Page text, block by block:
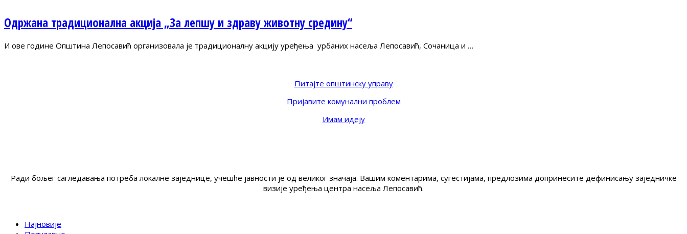
Одржана традиционална акција „За лепшу и здраву животну средину“
И ове године Општина Лепосавић организовала је традиционалну акцију уређења урбаних насеља Лепосавић, Сочаница и …
Питајте општинску управу
Пријавите комунални проблем
Имам идеју
Ради бољег сагледавања потреба локалне заједнице, учешће јавности је од великог значаја. Вашим коментарима, сугестијама, предлозима допринесите дефинисању заједничке
визије уређења центра насеља Лепосавић.
Најновије